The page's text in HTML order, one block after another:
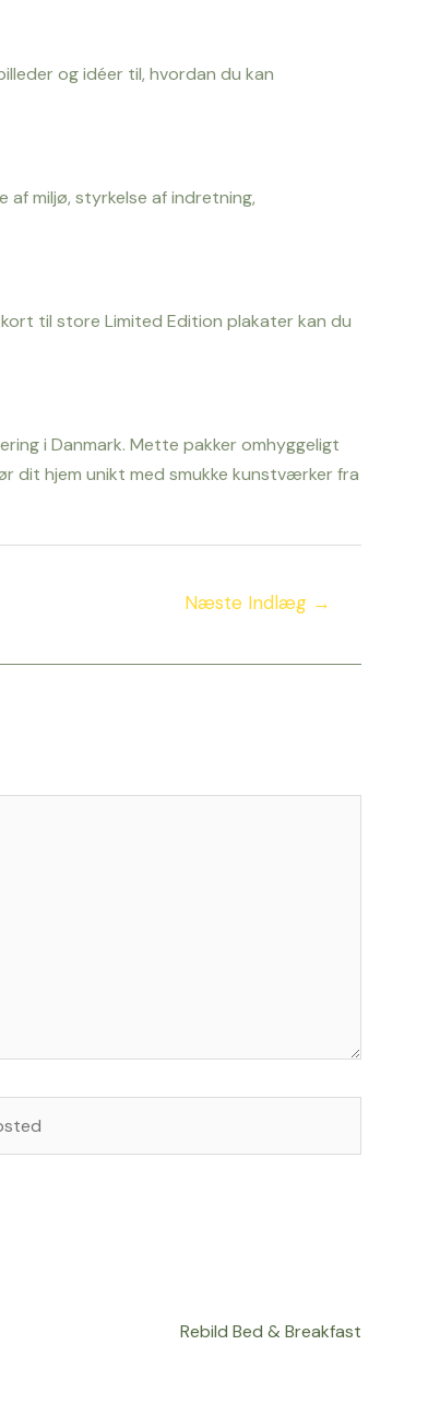
og idéer til, hvordan du kan
miljø, styrkelse af indretning,
til store Limited Edition plakater kan du
i Danmark. Mette pakker omhyggeligt
dit hjem unikt med smukke kunstværker fra
Næste Indlæg →
Rebild Bed & Breakfast